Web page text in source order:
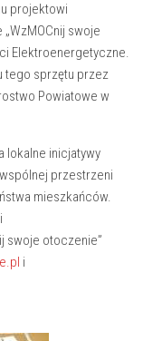
projektowi
swoje
Elektroenergetyczne.
tego sprzętu przez
Powiatowe w
lokalne inicjatywy
przestrzeni
mieszkańców.
swoje otoczenie”
i